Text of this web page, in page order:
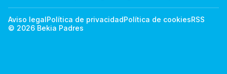
Aviso legalPolítica de privacidadPolítica de cookiesRSS
© 2026 Bekia Padres